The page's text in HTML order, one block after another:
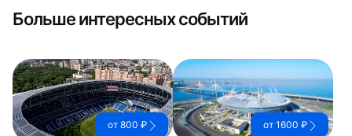
Больше интересных событий
от 800 ₽
от 1600 ₽